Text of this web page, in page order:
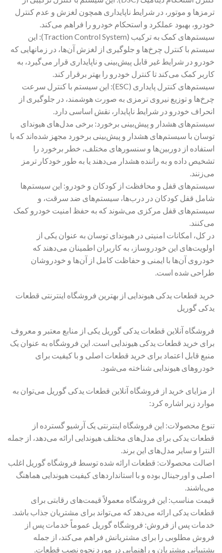
ترمزها و موتور، در شرایط ناپایداری همچون لغزش و عدم کنترل
خودرو، بهبود عملکرد و استحکام خودرو را فراهم می‌کند.
سیستم‌های کمک به ترکیب (Traction Control System): این
سیستم با کنترل چرخ‌ها و جلوگیری از لغزش آن‌ها، در زمانهایی که
خودرو در شرایط غیر قابل پیش‌بینی و ناپایداری قرار می‌گیرد، به
کاربر کمک می‌کند تا کنترل خودرو را بهتر برقرار کند.
سیستم‌های کنترل پایداری (ESC): این سیستم با کنترل سرعت
چرخ‌ها و توزیع نیروی ترمزی به صورت هوشمند، در جلوگیری از
انحراف خودرو در شرایط ناپایدار، نقش اساسی دارد.
سیستم‌های هشدار و پیش‌بینی برخورد: برخی مدل‌های هیوندای
توسان با سیستم‌های هشدار و پیش‌بینی برخورد مجهز شده‌اند که با
استفاده از دوربین‌ها و سنسورهای مختلف، خطر برخورد را
تشخیص داده و به راننده هشدار می‌دهند یا به طور خودکار ترمز
می‌زنند.
سیستم‌های قفل و محافظت از کودکان و خودرو: این سیستم‌ها
شامل قفل کودکان در درب‌ها، سیستم‌های ضد سرقت، و
سیستم‌های قفل مرکزی می‌شوند که به حفظ امنیت خودرو کمک
می‌کنند.
در کل، امکانات امنیتی در هیوندای توسان به عنوان یکی از
اولویت‌های این خودروساز، به کاربران اطمینان می‌دهند که
خودروی آن‌ها با ایمنی و حفاظت کامل از آن‌ها و خودروشان
طراحی شده است.
خرید قطعات یدکی هیوندایی از بهترین فروشگاه اینترنتی قطعات
یدکی گوریل
فروشگاه آنلاین قطعات یدکی گوریل یکی از منابع معتبر و معروف
برای خرید قطعات یدکی هیوندایی است. این فروشگاه به عنوان یک
منبع قابل اعتماد برای خرید قطعات اصلی و با کیفیت برای
خودروهای هیوندایی شناخته می‌شود.
از مزایای خرید از فروشگاه آنلاین قطعات یدکی گوریل می‌توان به
موارد زیر اشاره کرد:
تنوع محصولات: این فروشگاه اینترنتی یک آرشیو گسترده از
قطعات یدکی برای مدل‌های مختلف هیوندایی ارائه می‌دهد، از جمله
النترا و سایر مدل‌های این برند.
اصالت محصولات: قطعات ارائه شده توسط فروشگاه گوریل اغلب
اصلی و اورجینال بوده و با استانداردهای کیفیت هیوندایی هماهنگ
می‌باشند.
قیمت مناسب: این فروشگاه معمولاً قیمت‌های رقابتی برای
قطعات یدکی ارائه می‌دهد که می‌تواند برای مشتریان جذاب باشد.
خدمات پس از فروش: فروشگاه گوریل عموماً خدمات پس از
فروش مطلوبی را برای مشتریانش فراهم می‌کند، از جمله
پشتیبانی مشتریان و راهنمایی در مورد نحوه نصب قطعات.